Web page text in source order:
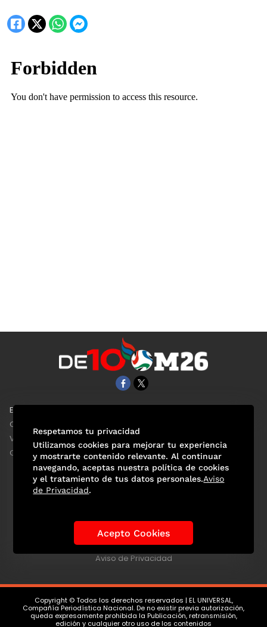
EL UNIVERSAL
Clase
ViveUSA
Confabulario
Historia de los Mundiales Lo viral Anécdotas Mundialistas
Las Figuras Tendencias Directorio
Aviso de Privacidad
Copyright © Todos los derechos reservados | EL UNIVERSAL,
Compañía Periodística Nacional. De no existir previa autorización,
queda expresamente prohibida la Publicación, retransmisión,
edición y cualquier otro uso de los contenidos
Respetamos tu privacidad
Utilizamos cookies para mejorar tu experiencia
y mostrarte contenido relevante. Al continuar
navegando, aceptas nuestra política de cookies
y el tratamiento de tus datos personales.Aviso
de Privacidad.
Acepto Cookies